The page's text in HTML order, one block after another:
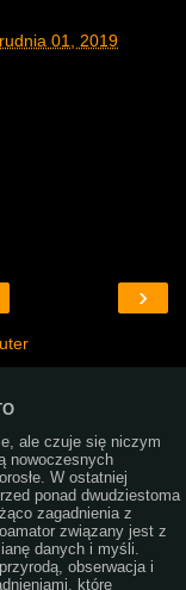
01, 2019
›
ale czuje się niczym
nowoczesnych
W ostatniej
ponad dwudziestoma
zagadnienia z
związany jest z
danych i myśli.
obserwacja i
które